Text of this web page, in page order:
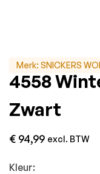
Merk: SNICKERS
4558
Zwart
€ 94,99 excl. BTW
Kleur: